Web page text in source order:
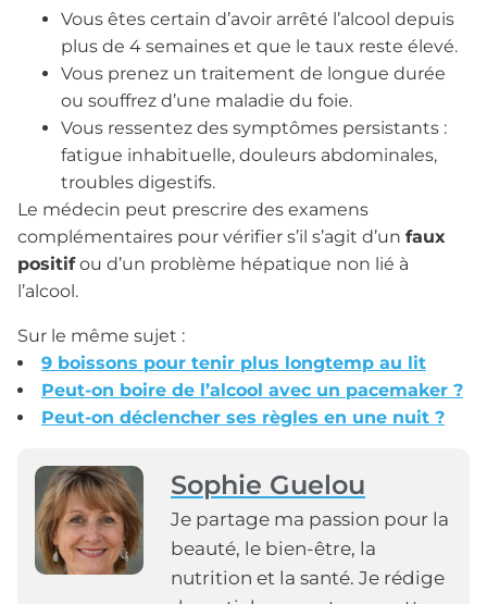
Vous êtes certain d’avoir arrêté l’alcool depuis
plus de 4 semaines et que le taux reste élevé.
Vous prenez un traitement de longue durée
ou souffrez d’une maladie du foie.
Vous ressentez des symptômes persistants :
fatigue inhabituelle, douleurs abdominales,
troubles digestifs.
Le médecin peut prescrire des examens
complémentaires pour vérifier s’il s’agit d’un faux
positifou d’un problème hépatique non lié à
l’alcool.
Sur le même sujet :
9 boissons pour tenir plus longtemp au lit
Peut-on boire de l’alcool avec un pacemaker ?
Peut-on déclencher ses règles en une nuit ?
Sophie Guelou
Je partage ma passion pour la
beauté, le bien-être, la
nutrition et la santé. Je rédige